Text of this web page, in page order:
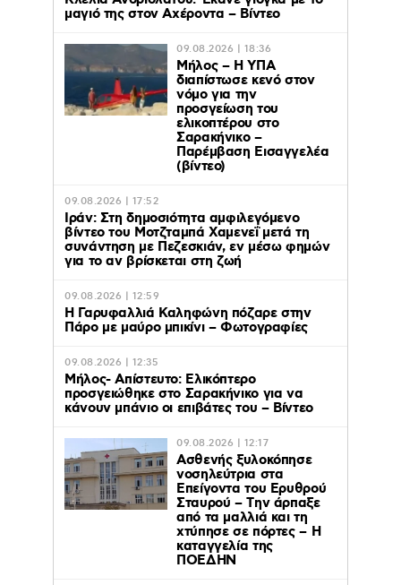
μαγιό της στον Αχέροντα – Βίντεο
09.08.2026 | 18:36
Μήλος – Η ΥΠΑ
διαπίστωσε κενό στον
νόμο για την
προσγείωση του
ελικοπτέρου στο
Σαρακήνικο –
Παρέμβαση Εισαγγελέα
(βίντεο)
09.08.2026 | 17:52
Ιράν: Στη δημοσιότητα αμφιλεγόμενο
βίντεο του Μοτζταμπά Χαμενεΐ μετά τη
συνάντηση με Πεζεσκιάν, εν μέσω φημών
για το αν βρίσκεται στη ζωή
09.08.2026 | 12:59
Η Γαρυφαλλιά Καληφώνη πόζαρε στην
Πάρο με μαύρο μπικίνι – Φωτογραφίες
09.08.2026 | 12:35
Μήλος- Απίστευτο: Ελικόπτερο
προσγειώθηκε στο Σαρακήνικο για να
κάνουν μπάνιο οι επιβάτες του – Βίντεο
09.08.2026 | 12:17
Ασθενής ξυλοκόπησε
νοσηλεύτρια στα
Επείγοντα του Ερυθρού
Σταυρού – Tην άρπαξε
από τα μαλλιά και τη
χτύπησε σε πόρτες – Η
καταγγελία της
ΠΟΕΔΗΝ